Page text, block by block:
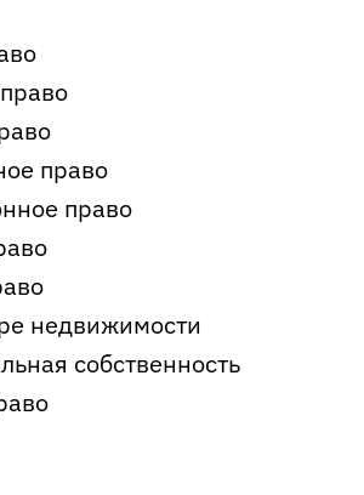
право
право
недвижимости
собственность